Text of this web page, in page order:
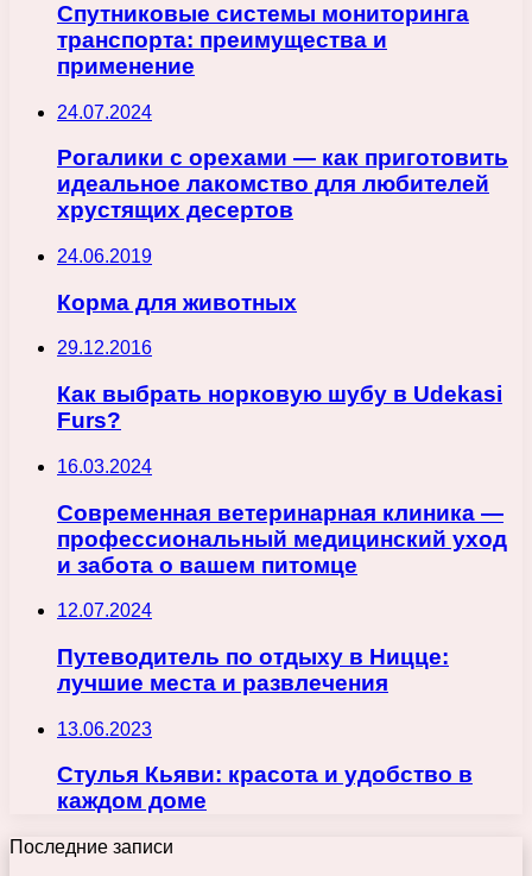
Спутниковые системы мониторинга
транспорта: преимущества и
применение
24.07.2024
Рогалики с орехами — как приготовить
идеальное лакомство для любителей
хрустящих десертов
24.06.2019
Корма для животных
29.12.2016
Как выбрать норковую шубу в Udekasi
Furs?
16.03.2024
Современная ветеринарная клиника —
профессиональный медицинский уход
и забота о вашем питомце
12.07.2024
Путеводитель по отдыху в Ницце:
лучшие места и развлечения
13.06.2023
Стулья Кьяви: красота и удобство в
каждом доме
Последние записи